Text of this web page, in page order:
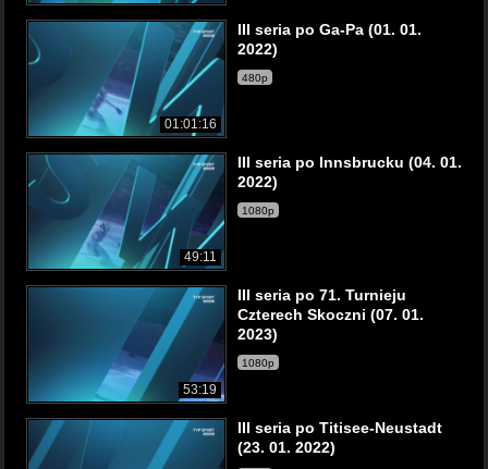
01:01:16
III seria po Ga-Pa (01. 01.
2022)
480p
49:11
III seria po Innsbrucku (04. 01.
2022)
1080p
53:19
III seria po 71. Turnieju
Czterech Skoczni (07. 01.
2023)
1080p
III seria po Titisee-Neustadt
(23. 01. 2022)